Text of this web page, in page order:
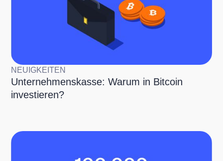
NEUIGKEITEN
Unternehmenskasse: Warum in Bitcoin
investieren?